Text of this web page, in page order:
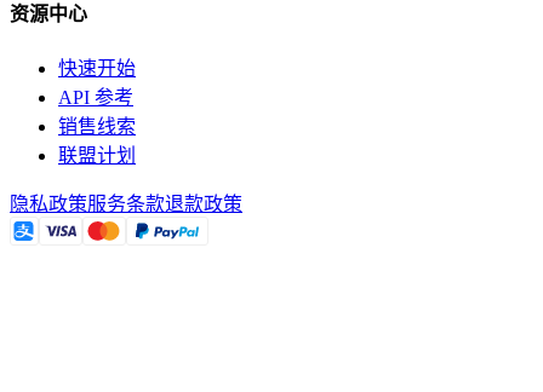
资源中心
快速开始
API 参考
销售线索
联盟计划
隐私政策服务条款退款政策